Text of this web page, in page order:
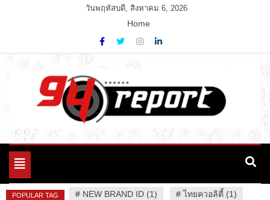
วันพฤหัสบดี, สิงหาคม 6, 2026
Home
94 Report.com
Variety News
Toggle
POPULAR TAG # NEW BRAND ID (1) #ไทยควอลิตี้ (1)